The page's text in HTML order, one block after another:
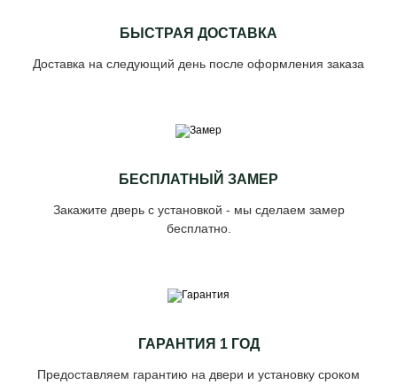
БЫСТРАЯ ДОСТАВКА
Доставка на следующий день после оформления заказа
БЕСПЛАТНЫЙ ЗАМЕР
Закажите дверь с установкой - мы сделаем замер
бесплатно.
ГАРАНТИЯ 1 ГОД
Предоставляем гарантию на двери и установку сроком